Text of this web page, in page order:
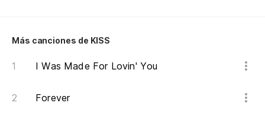
Más canciones de KISS
I Was Made For Lovin' You
Forever